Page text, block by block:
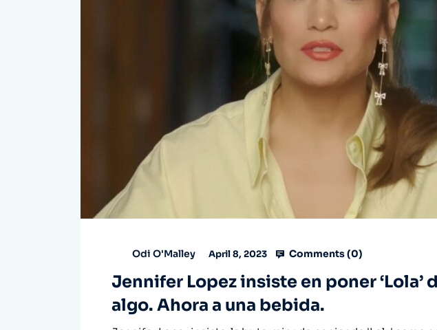
Odi O'Malley April 8, 2023 Comments (0)
Jennifer Lopez insiste en poner ‘Lola’
algo. Ahora a una bebida.